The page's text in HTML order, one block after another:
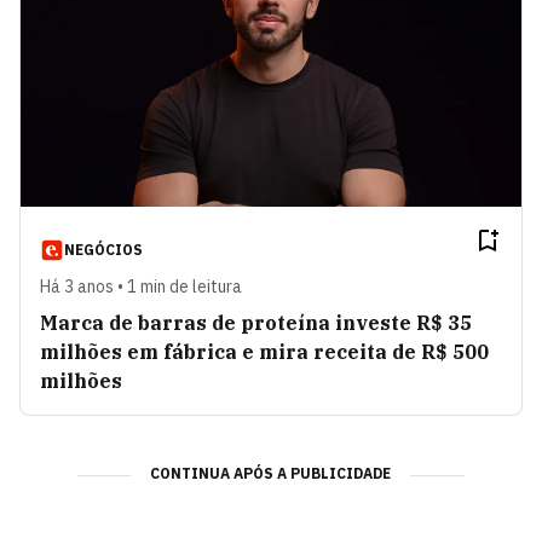
NEGÓCIOS
Há 3 anos • 1 min de leitura
Marca de barras de proteína investe R$ 35
milhões em fábrica e mira receita de R$ 500
milhões
CONTINUA APÓS A PUBLICIDADE